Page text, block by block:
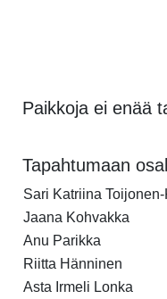
Paikkoja ei enää
Tapahtumaan
Sari Katriina
Jaana Kohvakka
Anu Parikka
Riitta Hänninen
Asta Irmeli Lonka